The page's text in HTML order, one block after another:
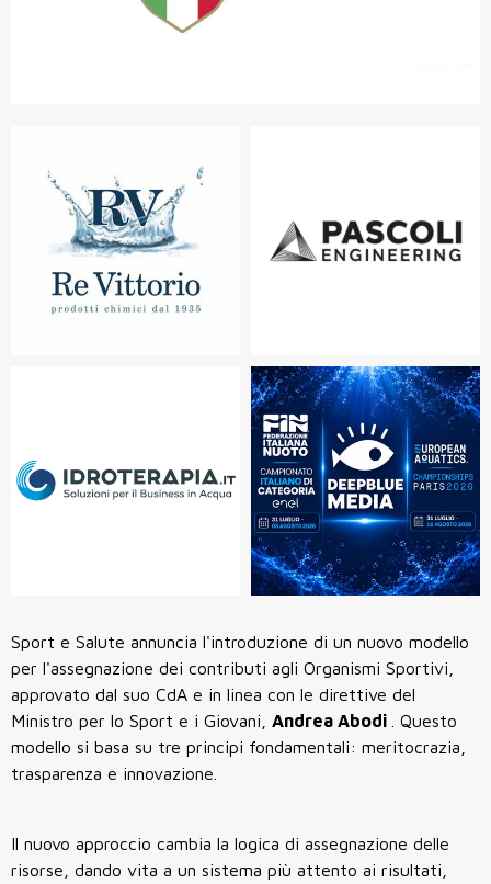
Sport e Salute annuncia l'introduzione di un nuovo modello
per l'assegnazione dei contributi agli Organismi Sportivi,
approvato dal suo CdA e in linea con le direttive del
Ministro per lo Sport e i Giovani, Andrea Abodi
. Questo
modello si basa su tre principi fondamentali: meritocrazia,
trasparenza e innovazione.
Il nuovo approccio cambia la logica di assegnazione delle
risorse, dando vita a un sistema più attento ai risultati,